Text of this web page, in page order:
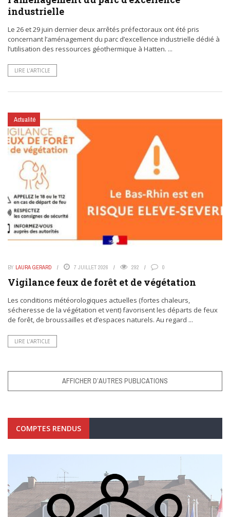
industrielle
Le 26 et 29 juin dernier deux arrêtés préfectoraux ont été pris
concernant l’aménagement du parc d’excellence industrielle dédié à
l’utilisation des ressources géothermique à Hatten. ...
LIRE L’ARTICLE
Actualité
BY LAURA GERARD 7 JUILLET 2026 292 0
Vigilance feux de forêt et de végétation
Les conditions météorologiques actuelles (fortes chaleurs,
sécheresse de la végétation et vent) favorisent les départs de feux
de forêt, de broussailles et d’espaces naturels. Au regard ...
LIRE L’ARTICLE
AFFICHER D’AUTRES PUBLICATIONS
COMPTES RENDUS